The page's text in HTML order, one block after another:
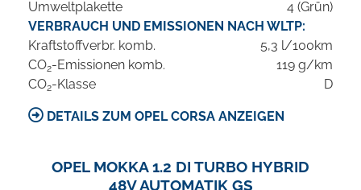
Umweltplakette
4 (Grün)
VERBRAUCH UND EMISSIONEN NACH WLTP:
Kraftstoffverbr. komb.
5,3 l/100km
CO2-Emissionen komb.
119 g/km
CO2-Klasse D
DETAILS ZUM OPEL CORSA ANZEIGEN
OPEL MOKKA 1.2 DI TURBO HYBRID
48V AUTOMATIK GS